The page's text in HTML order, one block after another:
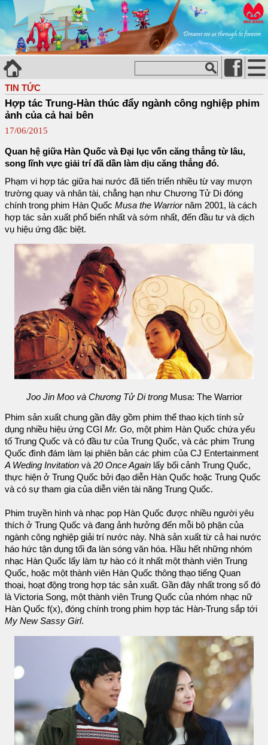
TIN TỨC
Hợp tác Trung-Hàn thúc đẩy ngành công nghiệp phim
ảnh của cả hai bên
17/06/2015
Quan hệ giữa Hàn Quốc và Đại lục vốn căng thẳng từ lâu,
song lĩnh vực giải trí đã dần làm dịu căng thẳng đó.
Phạm vi hợp tác giữa hai nước đã tiến triển nhiều từ vay mượn
trường quay và nhân tài, chẳng hạn như Chương Tử Di đóng
chính trong phim Hàn Quốc Musa the Warriornăm 2001, là cách
hợp tác sản xuất phổ biến nhất và sớm nhất, đến đầu tư và dịch
vụ hiệu ứng đặc biệt.
Joo Jin Moo và Chương Tử Di trongMusa: The Warrior
Phim sản xuất chung gần đây gồm phim thể thao kịch tính sử
dụng nhiều hiệu ứng CGI Mr. Go, một phim Hàn Quốc chứa yếu
tố Trung Quốc và có đầu tư của Trung Quốc, và các phim Trung
Quốc đình đám làm lại phiên bản các phim của CJ Entertainment
A Weding Invitation và20 Once Again lấy bối cảnh Trung Quốc,
thực hiện ở Trung Quốc bởi đạo diễn Hàn Quốc hoặc Trung Quốc
và có sự tham gia của diễn viên tài năng Trung Quốc.
Phim truyền hình và nhạc pop Hàn Quốc được nhiều người yêu
thích ở Trung Quốc và đang ảnh hưởng đến mỗi bộ phận của
ngành công nghiệp giải trí nước này. Nhà sản xuất từ cả hai nước
háo hức tận dụng tối đa làn sóng văn hóa. Hầu hết những nhóm
nhạc Hàn Quốc lấy làm tự hào có ít nhất một thành viên Trung
Quốc, hoặc một thành viên Hàn Quốc thông thạo tiếng Quan
thoại, hoạt động trong hợp tác sản xuất. Gần đây nhất trong số đó
là Victoria Song, một thành viên Trung Quốc của nhóm nhạc nữ
Hàn Quốc f(x), đóng chính trong phim hợp tác Hàn-Trung sắp tới
My New Sassy Girl.